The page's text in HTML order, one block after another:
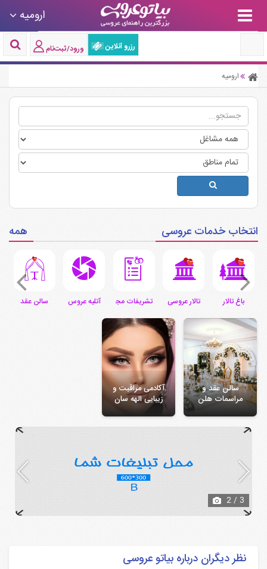
ارومیه
رزرو آنلاین ورود/ثبت‌نام
ارومیه
انتخاب خدمات عروسی همه
باغ تالار تالار عروسی تشریفات مجالس آتلیه عروس سالن عقد
سالن عقد و
مراسمات هلن
آکادمی مراقبت و
زیبایی الهه سان
2/ 3
نظر دیگران درباره بیاتو عروسی